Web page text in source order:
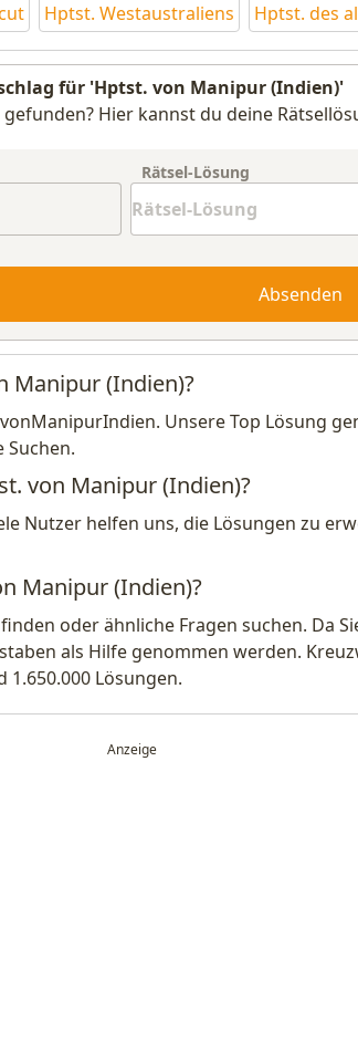
Hptst. Westaustraliens Hptst. des
für 'Hptst. von Manipur (Indien)'
Hier kannst du deine
Rätsel-Lösung
Absenden
Manipur (Indien)?
Unsere Top Lösung
Suchen.
von Manipur (Indien)?
Nutzer helfen uns, die Lösungen zu
Manipur (Indien)?
oder ähnliche Fragen suchen. Da
als Hilfe genommen werden.
Lösungen.